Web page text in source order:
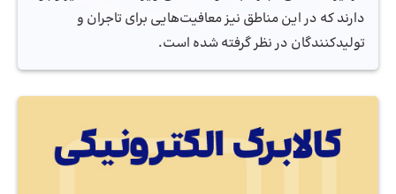
دارند که در این مناطق نیز معافیت‌هایی برای تاجران و
تولیدکنندگان در نظر گرفته شده است.